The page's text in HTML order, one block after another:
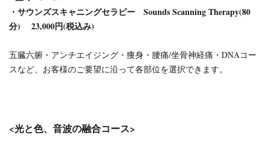
・サウンズスキャニングセラピー Sounds Scanning Therapy(80
分) 23,000円(税込み)
五臓六腑・アンチエイジング・痩身・腰痛/坐骨神経痛・DNAコー
スなど、お客様のご要望に沿って各部位を選択できます。
<光と色、音波の融合コース>